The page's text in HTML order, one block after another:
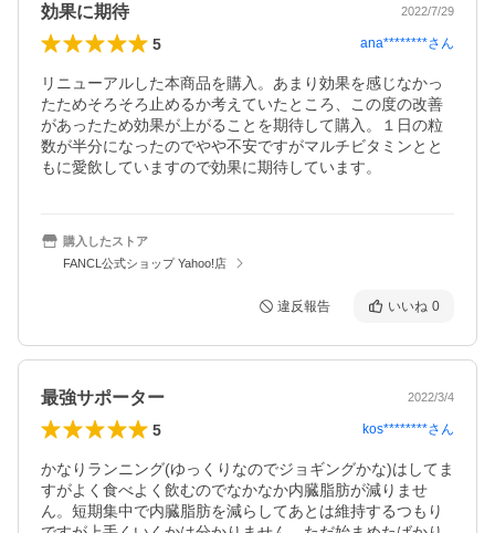
効果に期待 2022/7/29
5 ana********さん
リニューアルした本商品を購入。あまり効果を感じなかっ
たためそろそろ止めるか考えていたところ、この度の改善
があったため効果が上がることを期待して購入。１日の粒
数が半分になったのでやや不安ですがマルチビタミンとと
購入したストア
FANCL公式ショップ Yahoo!店
違反報告 いいね 0
最強サポーター 2022/3/4
5 kos********さん
かなりランニング(ゆっくりなのでジョギングかな)はしてま
すがよく食べよく飲むのでなかなか内臓脂肪が減りませ
ん。短期集中で内臓脂肪を減らしてあとは維持するつもり